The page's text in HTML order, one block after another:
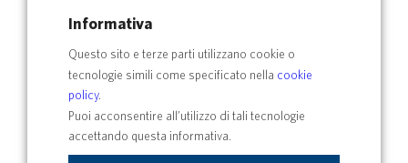
edizione della Conferenza
internazionale su Sicurezza, Salute e
Benessere nei sistemi agro-alimentari e
forestali
All day
Informativa
Questo sito e terze parti utilizzano cookie o
tecnologie simili come specificato nella cookie
policy.
Puoi acconsentire all’utilizzo di tali tecnologie
accettando questa informativa.